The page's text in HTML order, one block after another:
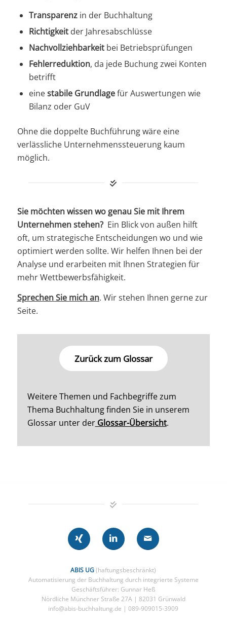
Transparenzin der Buchhaltung
Richtigkeitder Jahresabschlüsse
Nachvollziehbarkeitbei Betriebsprüfungen
Fehlerreduktion, da jede Buchung zwei Konten
betrifft
einestabile Grundlagefür Auswertungen wie
Bilanz oder GuV
Ohne die doppelte Buchführung wäre eine
verlässliche Unternehmenssteuerung kaum
möglich.
Sie möchten wissen wo genau Sie mit Ihrem
Unternehmen stehen? Ein Blick von außen hilft
oft, um strategische Entscheidungen wo und wie
optimiert werden sollte. Wir helfen Ihnen bei der
Analyse und erarbeiten mit Ihnen Strategien für
mehr Wettbewerbsfähigkeit.
Sprechen Sie mich an. Wir stehen Ihnen gerne zur
Seite.
Zurück zum Glossar
Weitere Themen und Fachbegriffe zum
Thema Buchhaltung finden Sie in unserem
Glossar unter derGlossar-Übersicht.
ABIS UG(haftungsbeschränkt)
Automatisierung der Buchhaltung durch integrierte Systeme
Geschäftsführer: Gunnar Heß
Nördliche Münchner Straße 27A | 82031 Grünwald
info@abis-buchhaltung.de | 089-909015-3909